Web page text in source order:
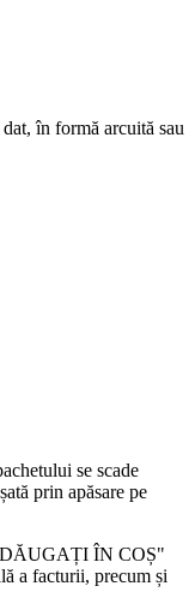
în formă arcuită sau
se scade
prin apăsare pe
ÎN COȘ"
a facturii, precum și